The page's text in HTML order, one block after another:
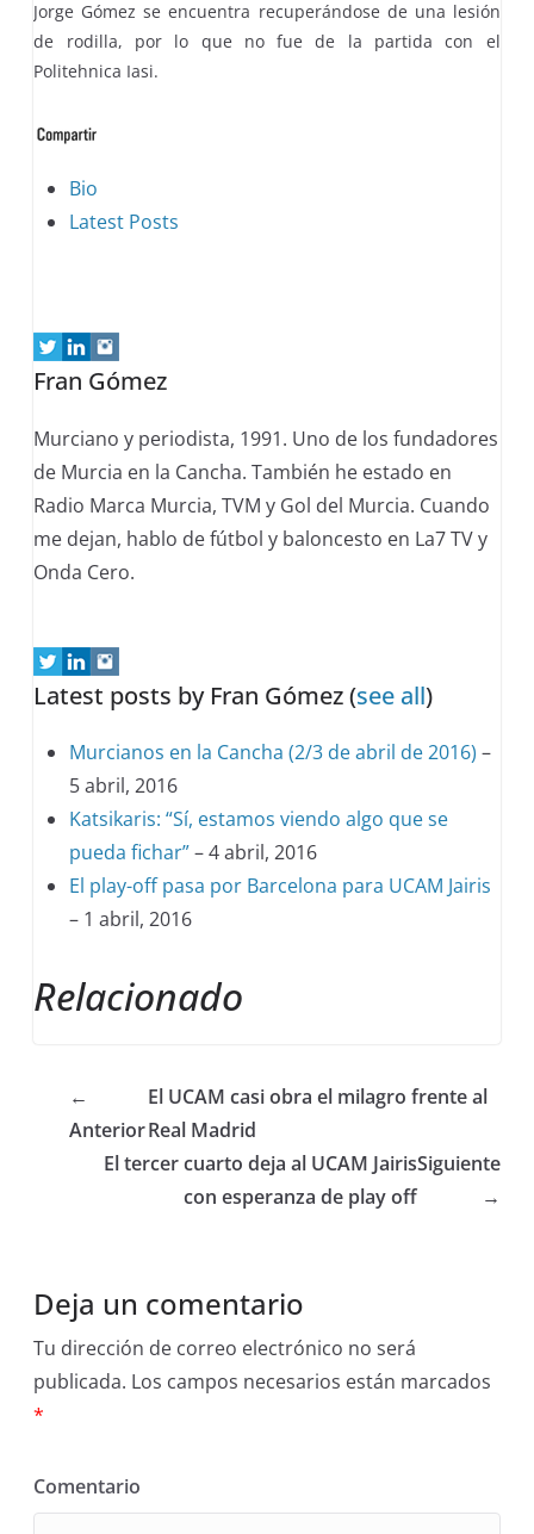
Jorge Gómez se encuentra recuperándose de una lesión
de rodilla, por lo que no fue de la partida con el
Politehnica Iasi.
The
following
content
below.
Bio
Latest Posts
Fran Gómez
Murciano y periodista, 1991. Uno de los fundadores
de Murcia en la Cancha. También he estado en
Radio Marca Murcia, TVM y Gol del Murcia. Cuando
me dejan, hablo de fútbol y baloncesto en La7 TV y
Onda Cero.
Latest posts by Fran Gómez(see all)
Murcianos en la Cancha (2/3 de abril de 2016) –
5 abril, 2016
Katsikaris: “Sí, estamos viendo algo que se
pueda fichar”– 4 abril, 2016
El play-off pasa por Barcelona para UCAM Jairis
– 1 abril, 2016
Relacionado
←
Anterior
El UCAM casi obra el milagro frente al
Real Madrid
El tercer cuarto deja al UCAM Jairis
con esperanza de play off
Siguiente
→
Deja un comentario
Tu dirección de correo electrónico no será
publicada. Los campos necesarios están marcados
*
Comentario